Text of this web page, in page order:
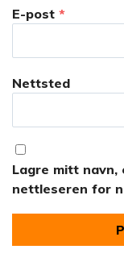
E-post *
Nettsted
Lagre mitt navn,
nettleseren for